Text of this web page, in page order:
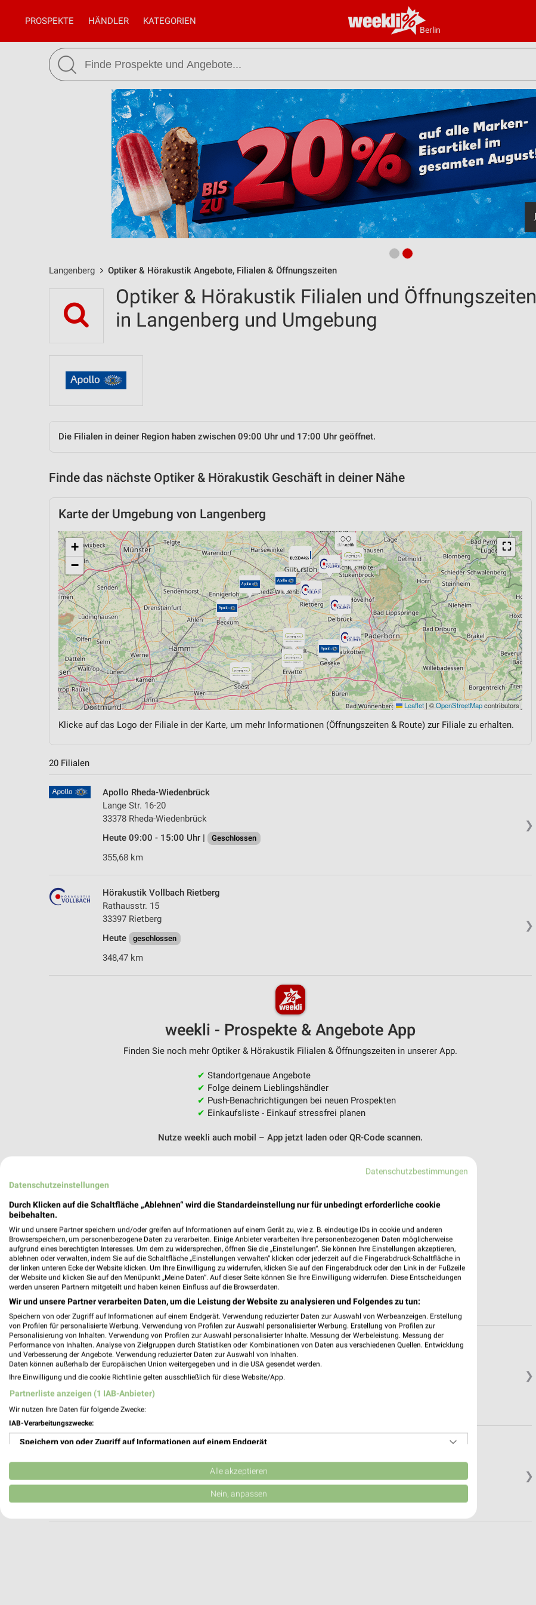
Berlin
PROSPEKTE HÄNDLER KATEGORIEN
Langenberg Optiker & Hörakustik Angebote, Filialen & Öffnungszeiten
Optiker & Hörakustik Filialen und Öffnungszeiten
in Langenberg und Umgebung
Die Filialen in deiner Region haben zwischen 09:00 Uhr und 17:00 Uhr geöffnet.
Finde das nächste Optiker & Hörakustik Geschäft in deiner Nähe
Karte der Umgebung von Langenberg
⛶
+
−
Leaflet | ©OpenStreetMapcontributors
Klicke auf das Logo der Filiale in der Karte, um mehr Informationen (Öffnungszeiten & Route) zur Filiale zu erhalten.
20 Filialen
❯
Apollo Rheda-Wiedenbrück
Lange Str. 16-20
33378 Rheda-Wiedenbrück
Heute 09:00 - 15:00 Uhr |
Geschlossen
355,68 km
❯
Hörakustik Vollbach Rietberg
Rathausstr. 15
33397 Rietberg
Heute
geschlossen
348,47 km
weekli - Prospekte & Angebote App
Finden Sie noch mehr Optiker & Hörakustik Filialen & Öffnungszeiten in unserer App.
✔ Standortgenaue Angebote
✔ Folge deinem Lieblingshändler
✔ Push-Benachrichtigungen bei neuen Prospekten
✔ Einkaufsliste - Einkauf stressfrei planen
Nutze weekli auch mobil – App jetzt laden oder QR-Code scannen.
❯
Apollo Lippstadt
Lange Str. 49
59555 Lippstadt
Heute 09:30 - 17:00 Uhr |
357,97 km
❯
ROTTLER Lippstadt
Heute 10:00 - 14:00 Uhr | Geschlossen
Datenschutzbestimmungen
Datenschutzeinstellungen
Durch Klicken auf die Schaltfläche „Ablehnen“ wird die Standardeinstellung nur für unbedingt erforderliche cookie
beibehalten.
Wir und unsere Partner speichern und/oder greifen auf Informationen auf einem Gerät zu, wie z. B. eindeutige IDs in cookie und anderen
Browserspeichern, um personenbezogene Daten zu verarbeiten. Einige Anbieter verarbeiten Ihre personenbezogenen Daten möglicherweise
aufgrund eines berechtigten Interesses. Um dem zu widersprechen, öffnen Sie die „Einstellungen“. Sie können Ihre Einstellungen akzeptieren,
ablehnen oder verwalten, indem Sie auf die Schaltfläche „Einstellungen verwalten“ klicken oder jederzeit auf die Fingerabdruck-Schaltfläche in
der linken unteren Ecke der Website klicken. Um Ihre Einwilligung zu widerrufen, klicken Sie auf den Fingerabdruck oder den Link in der Fußzeile
der Website und klicken Sie auf den Menüpunkt „Meine Daten“. Auf dieser Seite können Sie Ihre Einwilligung widerrufen. Diese Entscheidungen
werden unseren Partnern mitgeteilt und haben keinen Einfluss auf die Browserdaten.
Wir und unsere Partner verarbeiten Daten, um die Leistung der Website zu analysieren und Folgendes zu tun:
Speichern von oder Zugriff auf Informationen auf einem Endgerät. Verwendung reduzierter Daten zur Auswahl von Werbeanzeigen. Erstellung
von Profilen für personalisierte Werbung. Verwendung von Profilen zur Auswahl personalisierter Werbung. Erstellung von Profilen zur
Personalisierung von Inhalten. Verwendung von Profilen zur Auswahl personalisierter Inhalte. Messung der Werbeleistung. Messung der
Performance von Inhalten. Analyse von Zielgruppen durch Statistiken oder Kombinationen von Daten aus verschiedenen Quellen. Entwicklung
und Verbesserung der Angebote. Verwendung reduzierter Daten zur Auswahl von Inhalten.
Daten können außerhalb der Europäischen Union weitergegeben und in die USA gesendet werden.
Ihre Einwilligung und die cookie Richtlinie gelten ausschließlich für diese Website/App.
Partnerliste anzeigen (1 IAB-Anbieter)
Wir nutzen Ihre Daten für folgende Zwecke:
IAB-Verarbeitungszwecke:
Speichern von oder Zugriff auf Informationen auf einem Endgerät
Verwendung reduzierter Daten zur Auswahl von Werbeanzeigen
Erstellung von Profilen für personalisierte Werbung
Alle akzeptieren
Nein, anpassen